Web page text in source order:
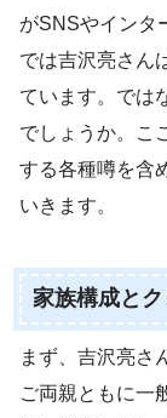
がSNSやインタ
では吉沢亮さん
ています。では
でしょうか。こ
する各種噂を含
いきます。
家族構成と
まず、吉沢亮さ
ご両親ともに一